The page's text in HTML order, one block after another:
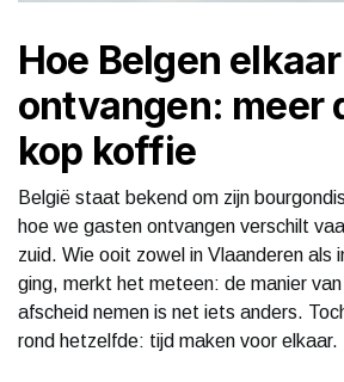
Hoe Belgen elkaar
ontvangen: meer
kop koffie
België staat bekend om zijn
hoe we gasten ontvangen verschilt
zuid. Wie ooit zowel in Vlaanderen als
ging, merkt het meteen: de manier
afscheid nemen is net iets anders.
rond hetzelfde: tijd maken voor elkaar.